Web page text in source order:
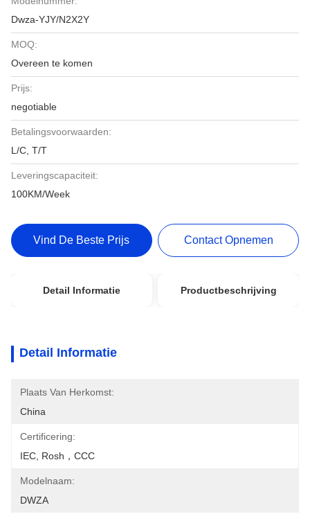
Dwza-YJY/N2X2Y
MOQ:
Overeen te komen
Prijs:
negotiable
Betalingsvoorwaarden:
L/C, T/T
Leveringscapaciteit:
100KM/Week
Vind De Beste Prijs Contact Opnemen
Detail Informatie Productbeschrijving
Detail Informatie
Plaats Van Herkomst:
China
Certificering:
IEC, Rosh，CCC
Modelnaam:
DWZA